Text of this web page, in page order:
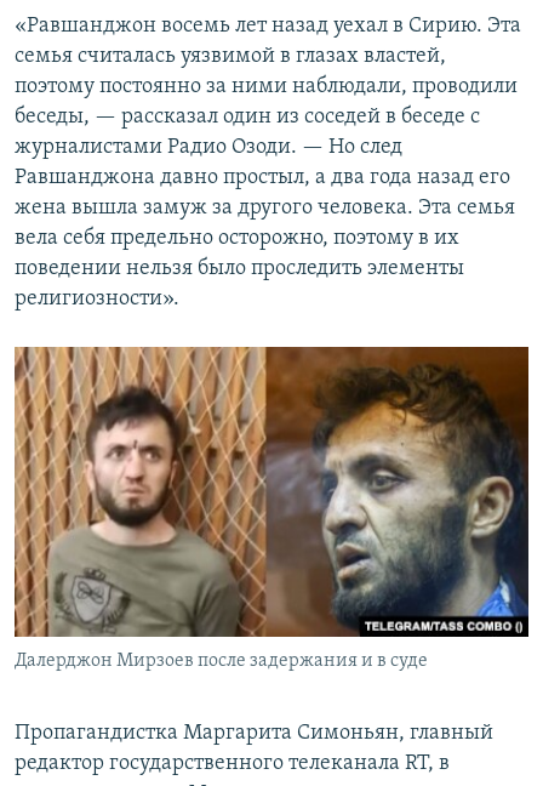
«Равшанджон восемь лет назад уехал в Сирию. Эта
семья считалась уязвимой в глазах властей,
поэтому постоянно за ними наблюдали, проводили
беседы, — рассказал один из соседей в беседе с
журналистами Радио Озоди. — Но след
Равшанджона давно простыл, а два года назад его
жена вышла замуж за другого человека. Эта семья
вела себя предельно осторожно, поэтому в их
поведении нельзя было проследить элементы
религиозности».
Далерджон Мирзоев после задержания и в суде
Пропагандистка Маргарита Симоньян, главный
редактор государственного телеканала RT, в